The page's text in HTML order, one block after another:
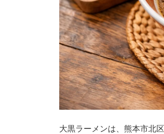
大黒ラーメンは、熊本市北